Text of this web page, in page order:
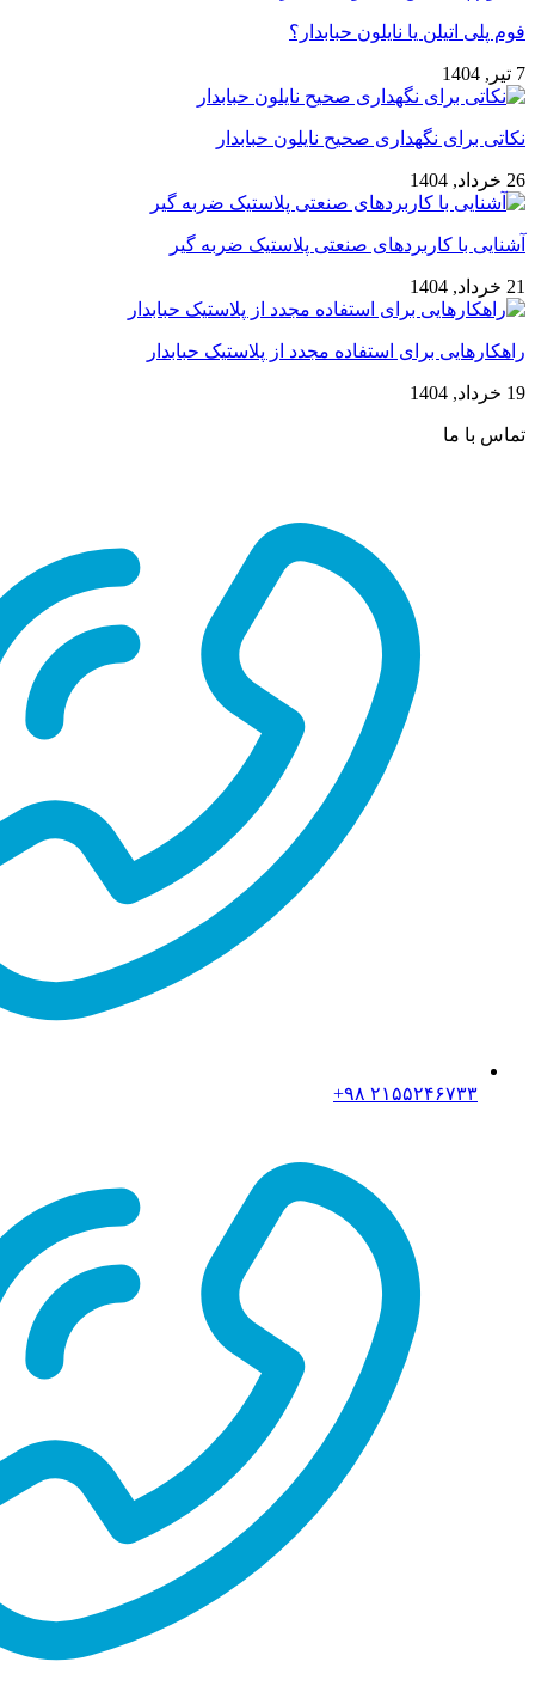
فوم پلی اتیلن یا نایلون حبابدار؟
7 تیر, 1404
نکاتی برای نگهداری صحیح نایلون حبابدار
26 خرداد, 1404
آشنایی با کاربردهای صنعتی پلاستیک ضربه گیر
21 خرداد, 1404
راهکارهایی برای استفاده مجدد از پلاستیک حبابدار
19 خرداد, 1404
تماس با ما
۲۱۵۵۲۴۶۷۳۳ ۹۸+